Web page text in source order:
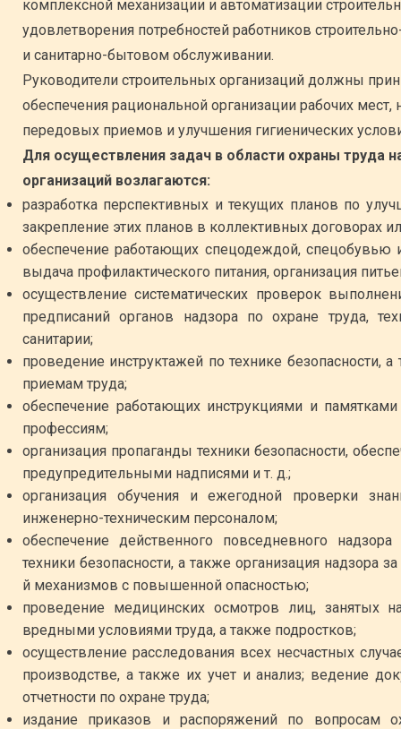
комплексной механизации и автоматизации
удовлетворения потребностей работников
и санитарно-бытовом обслуживании.
Руководители строительных организаций должны
обеспечения рациональной организации рабочих
передовых приемов и улучшения гигиенических
Для осуществления задач в области охраны труда
организаций возлагаются:
разработка перспективных и текущих планов по
закрепление этих планов в коллективных договорах
обеспечение работающих спецодеждой,
выдача профилактического питания, организация
осуществление систематических проверок
предписаний органов надзора по охране труда,
санитарии;
проведение инструктажей по технике безопасности,
приемам труда;
обеспечение работающих инструкциями и
профессиям;
организация пропаганды техники безопасности,
предупредительными надписями и т. д.;
организация обучения и ежегодной проверки
инженерно-техническим персоналом;
обеспечение действенного повседневного
техники безопасности, а также организация надзора
й механизмов с повышенной опасностью;
проведение медицинских осмотров лиц, занятых
вредными условиями труда, а также подростков;
осуществление расследования всех несчастных
производстве, а также их учет и анализ; ведение
отчетности по охране труда;
издание приказов и распоряжений по вопросам